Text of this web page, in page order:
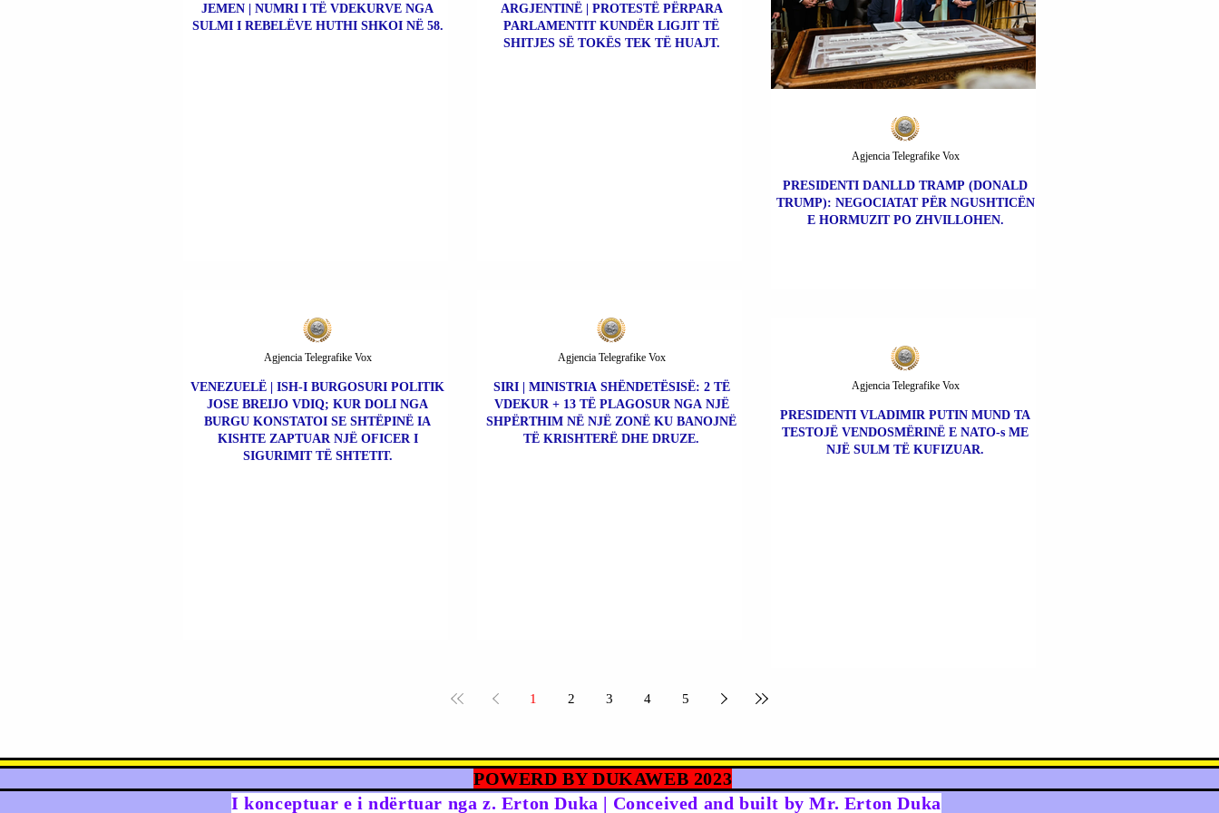
JEMEN | NUMRI I TË VDEKURVE NGA
SULMI I REBELËVE HUTHI SHKOI NË 58.
ARGJENTINË | PROTESTË PËRPARA
PARLAMENTIT KUNDËR LIGJIT TË
SHITJES SË TOKËS TEK TË HUAJT.
PRESIDENTI DANLLD TRAMP (DONALD
TRUMP): NEGOCIATAT PËR NGUSHTICËN
E HORMUZIT PO ZHVILLOHEN.
Agjencia Telegrafike Vox
VENEZUELË | ISH-I BURGOSURI POLITIK
JOSE BREIJO VDIQ; KUR DOLI NGA
BURGU KONSTATOI SE SHTËPINË IA
KISHTE ZAPTUAR NJË OFICER I
SIGURIMIT TË SHTETIT.
Agjencia Telegrafike Vox
SIRI | MINISTRIA SHËNDETËSISË: 2 TË
VDEKUR + 13 TË PLAGOSUR NGA NJË
SHPËRTHIM NË NJË ZONË KU BANOJNË
TË KRISHTERË DHE DRUZE.
Agjencia Telegrafike Vox
PRESIDENTI VLADIMIR PUTIN MUND TA
TESTOJË VENDOSMËRINË E NATO-s ME
NJË SULM TË KUFIZUAR.
Agjencia Telegrafike Vox
1 2 3 4 5
POWERD BY DUKAWEB 2023
I konceptuar e i ndërtuar nga z. Erton Duka | Conceived and built by Mr. Erton Duka